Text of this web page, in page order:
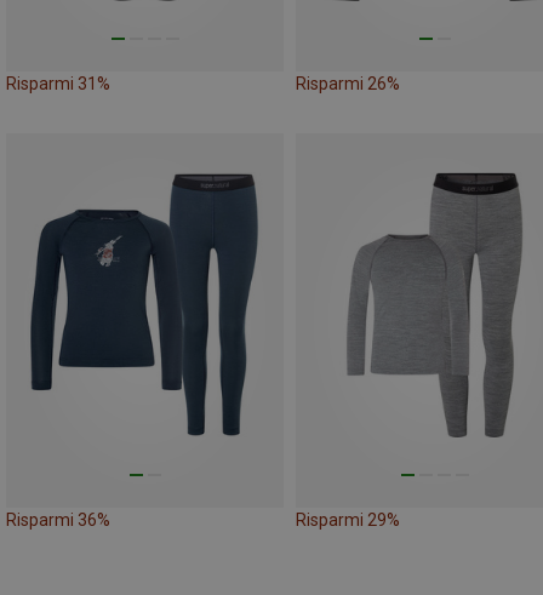
Risparmi 31% Risparmi 26%
Risparmi 36% Risparmi 29%